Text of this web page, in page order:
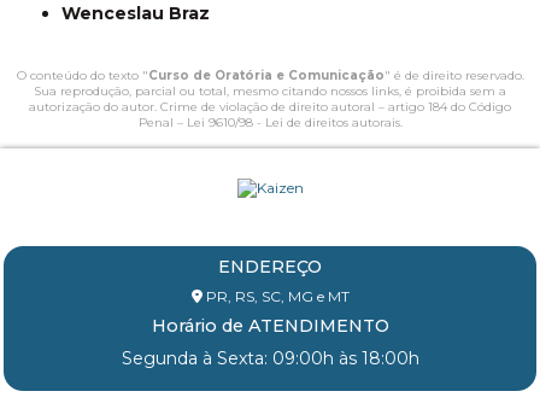
Wenceslau Braz
O conteúdo do texto "Curso de Oratória e Comunicação" é de direito reservado.
Sua reprodução, parcial ou total, mesmo citando nossos links, é proibida sem a
autorização do autor. Crime de violação de direito autoral – artigo 184 do Código
Penal – Lei 9610/98 - Lei de direitos autorais.
ENDEREÇO
PR, RS, SC, MG e MT
Horário de ATENDIMENTO
Segunda à Sexta: 09:00h às 18:00h